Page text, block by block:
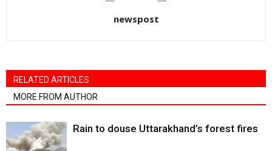
newspost
RELATED ARTICLES
MORE FROM AUTHOR
Rain to douse Uttarakhand’s forest fires